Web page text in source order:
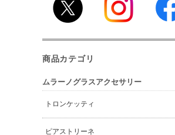
商品カテゴリ
ムラーノグラスアクセサリー
トロンケッティ
ピアストリーネ